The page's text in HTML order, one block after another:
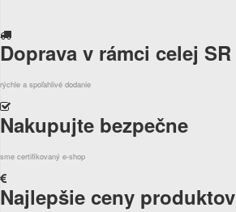
Doprava v rámci celej SR
rýchle a spoľahlivé dodanie
Nakupujte bezpečne
sme certifikovaný e-shop
Najlepšie ceny produktov